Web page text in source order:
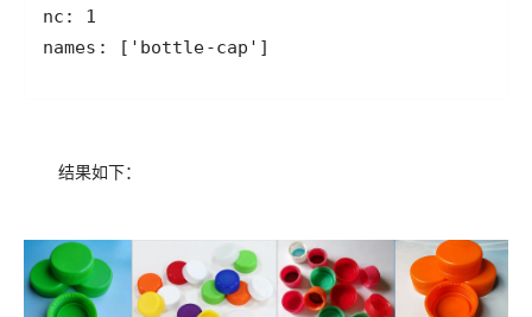
names: ['bottle-cap']
结果如下：